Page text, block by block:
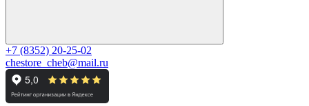
+7 (8352) 20-25-02
chestore_cheb@mail.ru